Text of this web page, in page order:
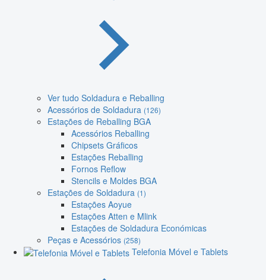
Ver tudo Soldadura e Reballing
Acessórios de Soldadura (126)
Estações de Reballing BGA
Acessórios Reballing
Chipsets Gráficos
Estações Reballing
Fornos Reflow
Stencils e Moldes BGA
Estações de Soldadura (1)
Estações Aoyue
Estações Atten e Mlink
Estações de Soldadura Económicas
Peças e Acessórios (258)
Telefonia Móvel e Tablets